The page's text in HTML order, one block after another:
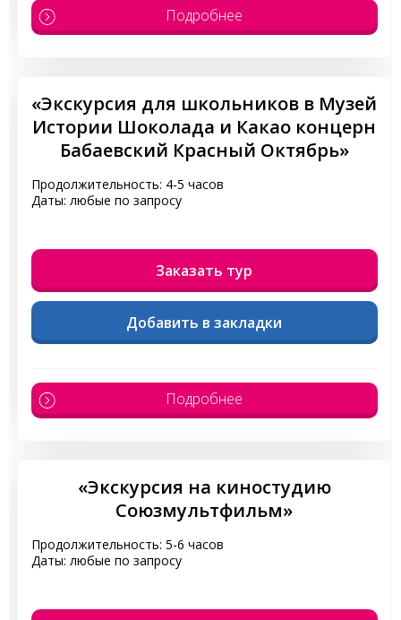
Подробнее
«Экскурсия для школьников в Музей
Истории Шоколада и Какао концерн
Бабаевский Красный Октябрь»
Продолжительность: 4-5 часов
Даты: любые по запросу
Заказать тур
Добавить в закладки
Подробнее
«Экскурсия на киностудию
Союзмультфильм»
Продолжительность: 5-6 часов
Даты: любые по запросу